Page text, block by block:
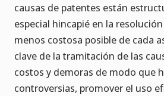
causas de patentes están
especial hincapié en la
menos costosa posible de cada
clave de la tramitación de las
costos y demoras de modo que
controversias, promover el uso